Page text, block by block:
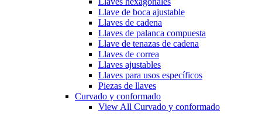
Llave de boca ajustable
Llaves de cadena
Llaves de palanca compuesta
Llave de tenazas de cadena
Llaves de correa
Llaves ajustables
Llaves para usos específicos
Piezas de llaves
Curvado y conformado
View All Curvado y conformado